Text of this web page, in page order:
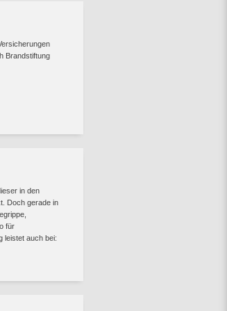
Brandstiftung
in den
Doch gerade in
für
leistet auch bei: